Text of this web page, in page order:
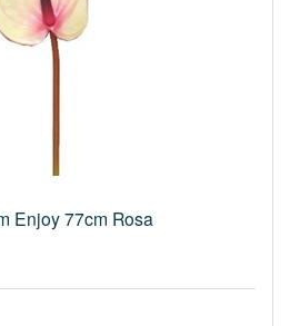
Enjoy 77cm Rosa